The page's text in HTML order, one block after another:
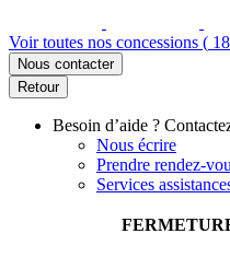
Voir toutes nos concessions ( 18
Nous contacter
Retour
Besoin d’aide ?
Nous écrire
Prendre rendez-
Services